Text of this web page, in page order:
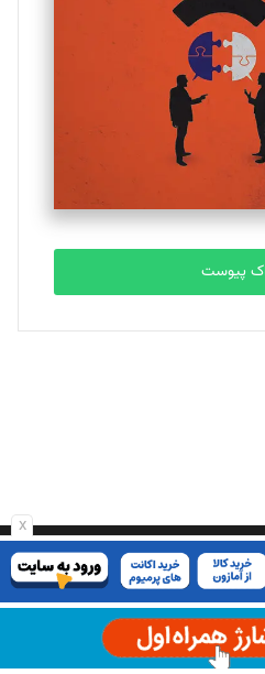
x
پیوست
شما در حال مطالعه وبسایت ماهنامه
پیوست هستید.
راز ستاره شمال)